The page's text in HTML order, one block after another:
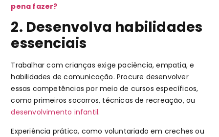
pena fazer?
2. Desenvolva habilidades
essenciais
Trabalhar com crianças exige paciência, empatia, e
habilidades de comunicação. Procure desenvolver
essas competências por meio de cursos específicos,
como primeiros socorros, técnicas de recreação, ou
desenvolvimento infantil.
Experiência prática, como voluntariado em creches ou